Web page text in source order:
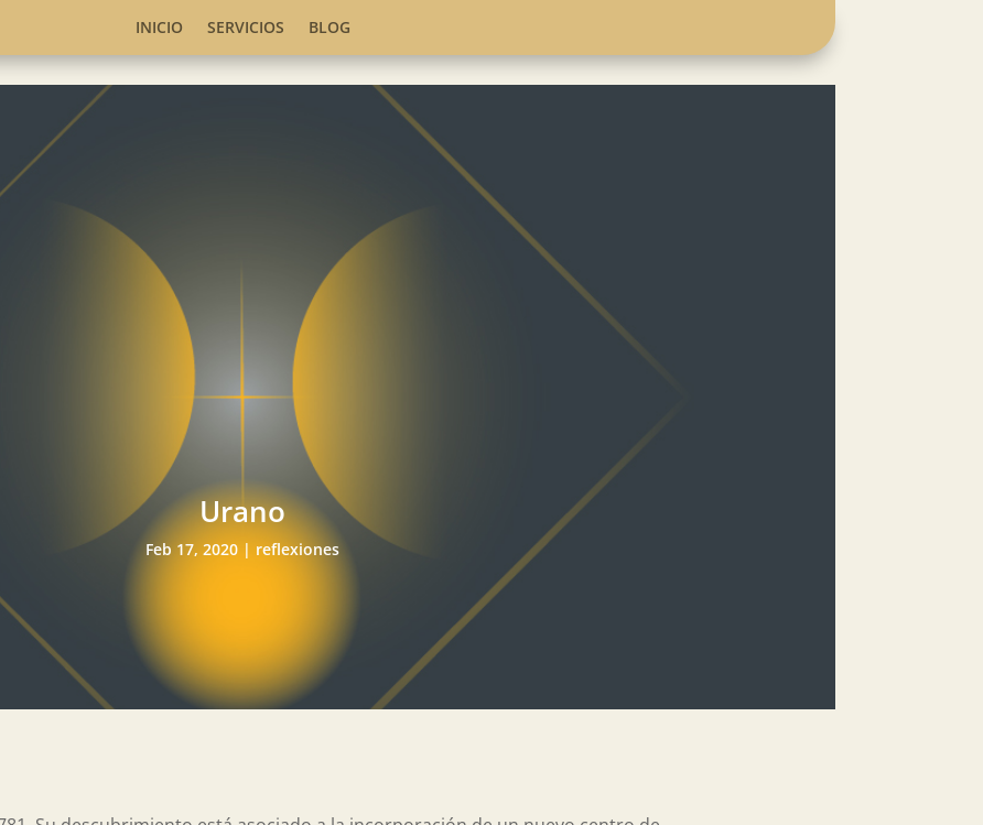
INICIO SERVICIOS BLOG
Urano
Feb 17, 2020 | reflexiones